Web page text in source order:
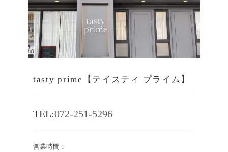
tasty prime【テイスティ プライム】
TEL:072-251-5296
営業時間：